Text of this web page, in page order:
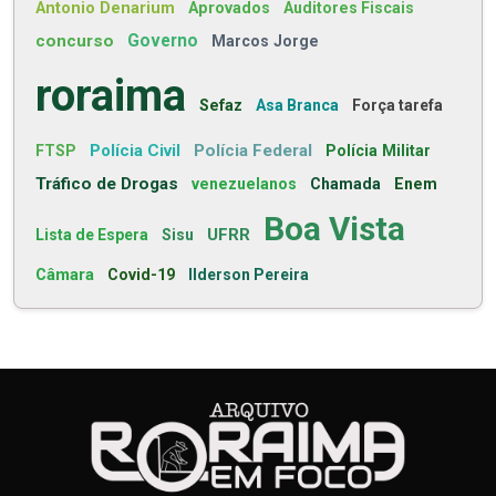
Antonio Denarium Aprovados Auditores Fiscais
concurso Governo Marcos Jorge
roraima Sefaz Asa Branca Força tarefa
FTSP Polícia Civil Polícia Federal Polícia Militar
Tráfico de Drogas venezuelanos Chamada Enem
Lista de Espera Sisu UFRR Boa Vista
Câmara Covid-19 Ilderson Pereira